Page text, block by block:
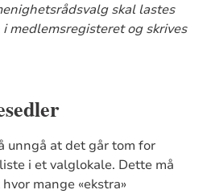
skal lastes
medlemsregisteret og skrives
unngå at det går tom for
i et valglokale. Dette må
mange «ekstra»